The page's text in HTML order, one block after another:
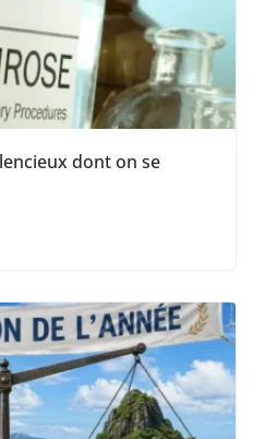
dont on se